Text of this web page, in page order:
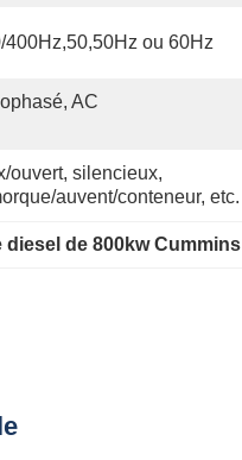
ou 60Hz
AC
ouvert, silencieux,
auvent/conteneur, etc.
de 800kw Cummins